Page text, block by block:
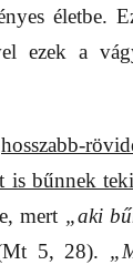
életbe.
ezek a
hosszabb-
is bűnnek
mert „aki
5, 28).